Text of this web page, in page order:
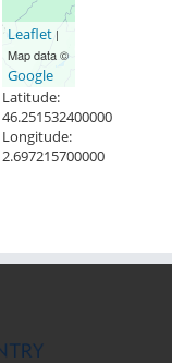
Leaflet|
Map data ©
Google
Latitude:
46.251532400000
Longitude:
2.697215700000